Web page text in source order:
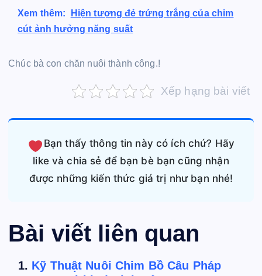
Xem thêm:
Hiện tượng đẻ trứng trắng của chim
cút ảnh hưởng năng suất
Chúc bà con chăn nuôi thành công.!
Xếp hạng bài viết
Bạn thấy thông tin này có ích chứ? Hãy
like và chia sẻ để bạn bè bạn cũng nhận
được những kiến thức giá trị như bạn nhé!
Bài viết liên quan
Kỹ Thuật Nuôi Chim Bồ Câu Pháp